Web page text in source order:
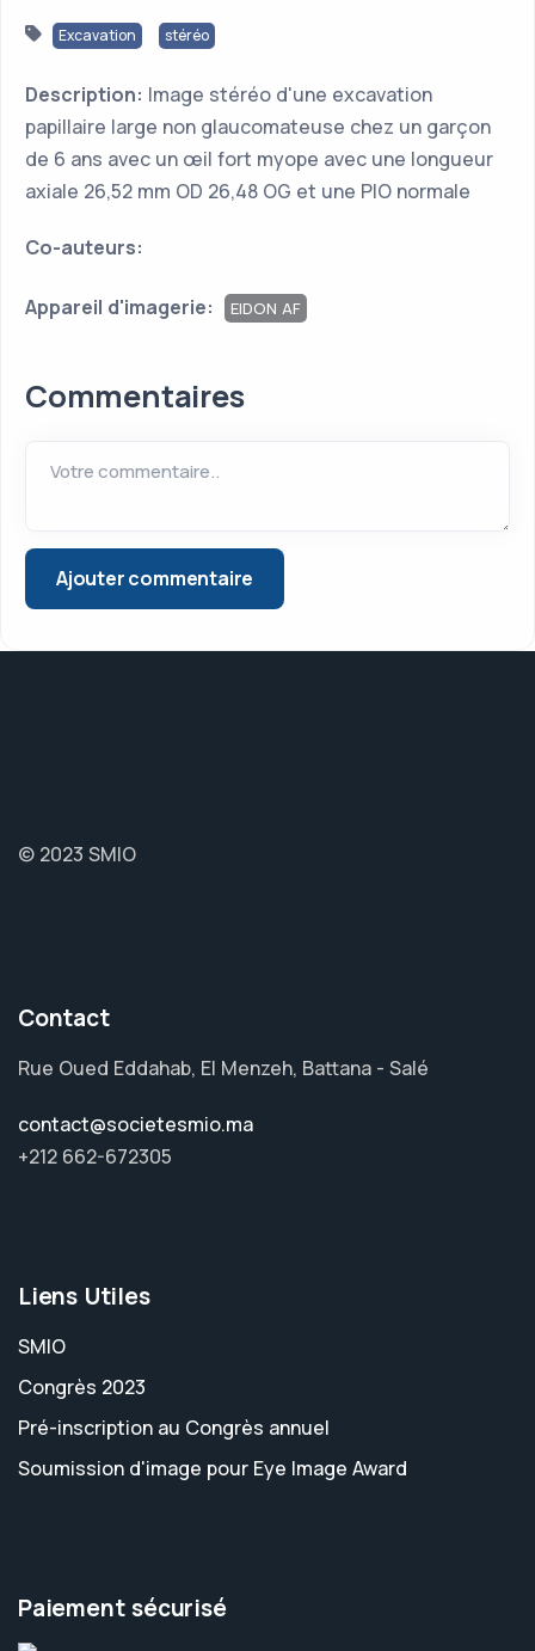
Excavation stéréo
Description: Image stéréo d'une excavation
papillaire large non glaucomateuse chez un garçon
de 6 ans avec un œil fort myope avec une longueur
axiale 26,52 mm OD 26,48 OG et une PIO normale
Co-auteurs:
Appareil d'imagerie: EIDON AF
Commentaires
© 2023 SMIO
Contact
Rue Oued Eddahab, El Menzeh, Battana - Salé
contact@societesmio.ma
+212 662-672305
Liens Utiles
SMIO
Congrès 2023
Pré-inscription au Congrès annuel
Soumission d'image pour Eye Image Award
Paiement sécurisé